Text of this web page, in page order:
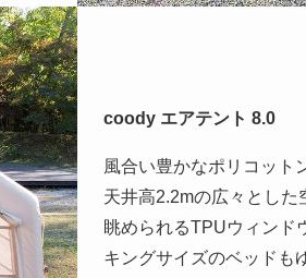
coody エアテント 8.0
風合い豊かなポリコット
天井高2.2mの広々とし
眺められるTPUウィンド
キングサイズのベッドも